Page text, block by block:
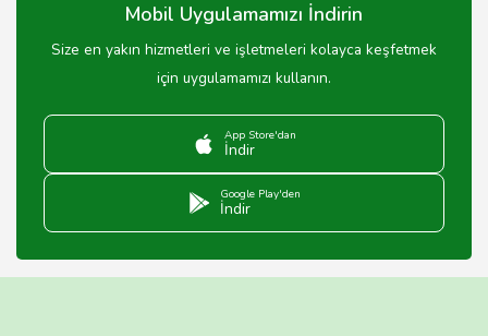
Mobil Uygulamamızı İndirin
Size en yakın hizmetleri ve işletmeleri kolayca keşfetmek
için uygulamamızı kullanın.
App Store'dan
İndir
Google Play'den
İndir